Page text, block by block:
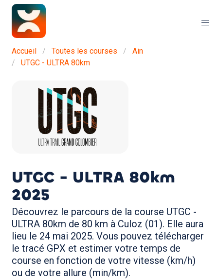
Accueil Toutes les courses
Ain
UTGC - ULTRA 80km
UTGC - ULTRA 80km
2025
Découvrez le parcours de la course UTGC -
ULTRA 80km de 80 km à Culoz (01). Elle aura
lieu le 24 mai 2025. Vous pouvez télécharger
le tracé GPX et estimer votre temps de
course en fonction de votre vitesse (km/h)
ou de votre allure (min/km).